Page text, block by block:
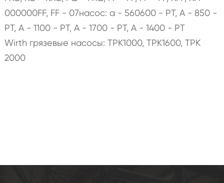
000000FF, FF - 07насос: а - 560600 - PT, A - 850 -
PT, A - 1100 - PT, A - 1700 - PT, A - 1400 - PT
Wirth грязевые насосы: TPK1000, TPK1600, TPK
2000